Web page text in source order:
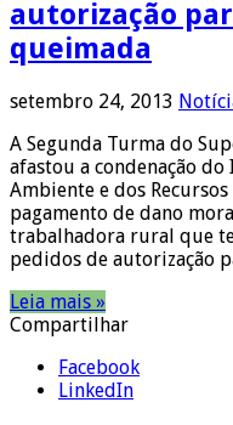
autorização
queimada
setembro 24, 2013
A Segunda Turma do
afastou a condenação
Ambiente e dos
pagamento de dano
trabalhadora rural que
pedidos de autorização
Leia mais »
Compartilhar
Facebook
LinkedIn